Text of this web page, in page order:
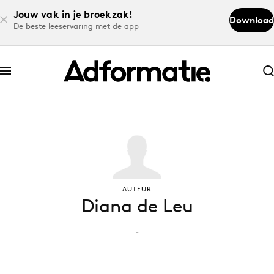
Jouw vak in je broekzak!
De beste leeservaring met de app
Download
Abonneer nu
Abonneer nu
Download de app
Volg het laatste nieuws via de Adformatie
AUTEUR
Diana de Leu
-